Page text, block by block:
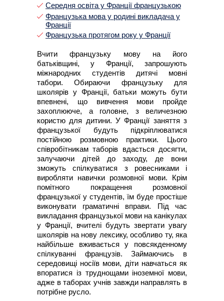
Середня освіта у Франції французькою
Французька мова у родині викладача у
Франції
Французька протягом року у Франції
Вчити французьку мову на його
батьківщині, у Франції, запрошують
міжнародних студентів дитячі мовні
табори. Обираючи французьку для
школярів у Франції, батьки можуть бути
впевнені, що вивчення мови пройде
захоплююче, а головне, з величезною
користю для дитини. У Франції заняття з
французької будуть підкріплюватися
постійною розмовною практики. Цього
співробітникам таборів вдасться досягти,
залучаючи дітей до заходу, де вони
зможуть спілкуватися з ровесниками і
виробляти навички розмовної мови. Крім
помітного покращення розмовної
французької у студентів, їм буде простіше
виконувати граматичні вправи. Під час
викладання французької мови на канікулах
у Франції, вчителі будуть звертати увагу
школярів на нову лексику, особливо ту, яка
найбільше вживається у повсякденному
спілкуванні французів. Займаючись в
середовищі носіїв мови, діти навчаться як
впоратися із труднощами іноземної мови,
адже в таборах учнів завжди направлять в
потрібне русло.